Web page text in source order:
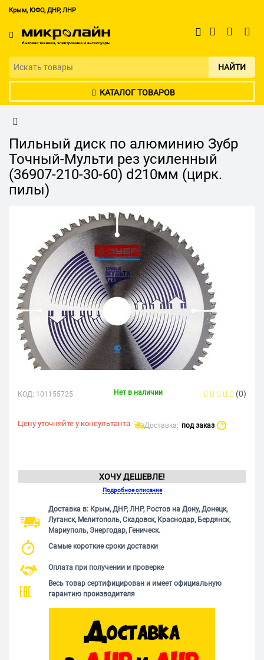
Крым, ЮФО, ДНР, ЛНР
НАЙТИ
КАТАЛОГ ТОВАРОВ
Пильный диск по алюминию Зубр
Точный-Мульти рез усиленный
(36907-210-30-60) d210мм (цирк.
пилы)
КОД: 101155725 Нет в наличии (0)
Цену уточняйте у консультанта Доставка: под заказ ?
ХОЧУ ДЕШЕВЛЕ!
Подробное описание
Доставка в: Крым, ДНР, ЛНР, Ростов на Дону, Донецк,
Луганск, Мелитополь, Скадовск, Краснодар, Бердянск,
Мариуполь, Энергодар, Геническ.
Самые короткие сроки доставки
Оплата при получении и проверке
Весь товар сертифицирован и имеет официальную
гарантию производителя